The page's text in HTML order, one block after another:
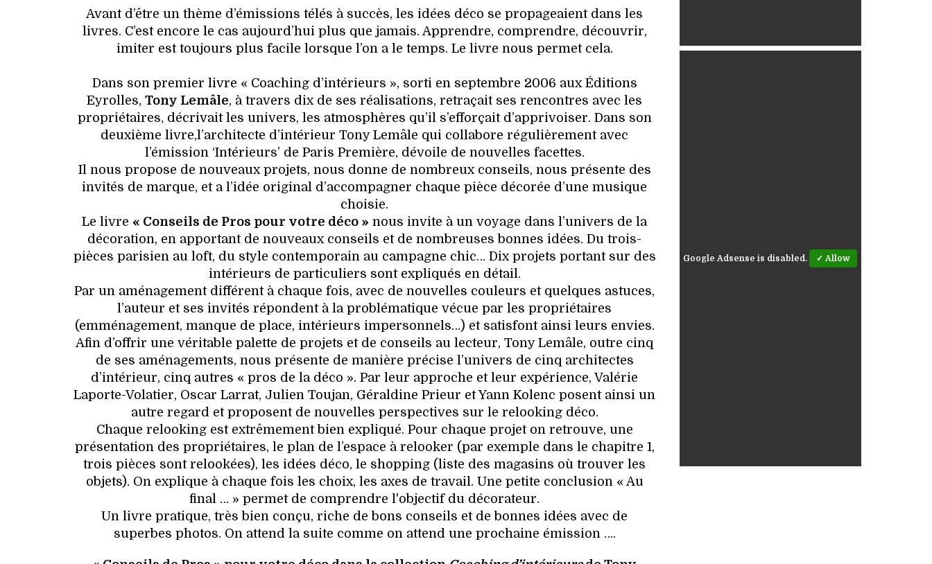
Avant d’être un thème d’émissions télés à succès, les idées déco se propageaient dans les
livres. C’est encore le cas aujourd’hui plus que jamais. Apprendre, comprendre, découvrir,
imiter est toujours plus facile lorsque l’on a le temps. Le livre nous permet cela.
Dans son premier livre « Coaching d’intérieurs », sorti en septembre 2006 aux Éditions
Eyrolles,Tony Lemâle, à travers dix de ses réalisations, retraçait ses rencontres avec les
propriétaires, décrivait les univers, les atmosphères qu’il s’efforçait d’apprivoiser. Dans son
deuxième livre,l’architecte d’intérieur Tony Lemâle qui collabore régulièrement avec
l’émission ‘Intérieurs’ de Paris Première, dévoile de nouvelles facettes.
Il nous propose de nouveaux projets, nous donne de nombreux conseils, nous présente des
invités de marque, et a l’idée original d’accompagner chaque pièce décorée d’une musique
choisie.
Le livre « Conseils de Pros pour votre déco » nous invite à un voyage dans l’univers de la
décoration, en apportant de nouveaux conseils et de nombreuses bonnes idées. Du trois-
pièces parisien au loft, du style contemporain au campagne chic… Dix projets portant sur des
intérieurs de particuliers sont expliqués en détail.
Par un aménagement différent à chaque fois, avec de nouvelles couleurs et quelques astuces,
l’auteur et ses invités répondent à la problématique vécue par les propriétaires
(emménagement, manque de place, intérieurs impersonnels…) et satisfont ainsi leurs envies.
Afin d’offrir une véritable palette de projets et de conseils au lecteur, Tony Lemâle, outre cinq
de ses aménagements, nous présente de manière précise l’univers de cinq architectes
d’intérieur, cinq autres « pros de la déco ». Par leur approche et leur expérience, Valérie
Laporte-Volatier, Oscar Larrat, Julien Toujan, Géraldine Prieur et Yann Kolenc posent ainsi un
autre regard et proposent de nouvelles perspectives sur le relooking déco.
Chaque relooking est extrêmement bien expliqué. Pour chaque projet on retrouve, une
présentation des propriétaires, le plan de l’espace à relooker (par exemple dans le chapitre 1,
trois pièces sont relookées), les idées déco, le shopping (liste des magasins où trouver les
objets). On explique à chaque fois les choix, les axes de travail. Une petite conclusion « Au
final … » permet de comprendre l'objectif du décorateur.
Un livre pratique, très bien conçu, riche de bons conseils et de bonnes idées avec de
superbes photos. On attend la suite comme on attend une prochaine émission ….
Google Adsense is disabled. ✓ Allow